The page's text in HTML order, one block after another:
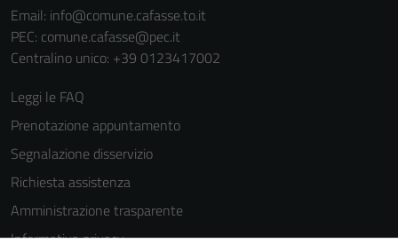
Email: info@comune.cafasse.to.it
PEC: comune.cafasse@pec.it
Centralino unico: +39 0123417002
Leggi le FAQ
Prenotazione appuntamento
Segnalazione disservizio
Richiesta assistenza
Amministrazione trasparente
Informativa privacy